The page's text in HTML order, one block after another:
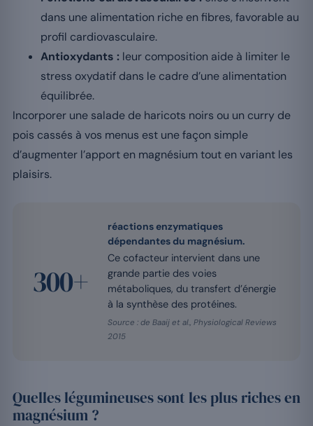
dans une alimentation riche en fibres, favorable au
profil cardiovasculaire.
Antioxydants : leur composition aide à limiter le
stress oxydatif dans le cadre d’une alimentation
équilibrée.
Incorporer une salade de haricots noirs ou un curry de
pois cassés à vos menus est une façon simple
d’augmenter l’apport en magnésium tout en variant les
plaisirs.
300+
réactions enzymatiques
dépendantes du magnésium.
Ce cofacteur intervient dans une
grande partie des voies
métaboliques, du transfert d’énergie
à la synthèse des protéines.
Source : de Baaij et al., Physiological Reviews
2015
Quelles légumineuses sont les plus riches en
magnésium ?